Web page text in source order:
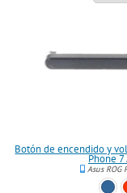
Botón de encendido y
Phone
Asus ROG